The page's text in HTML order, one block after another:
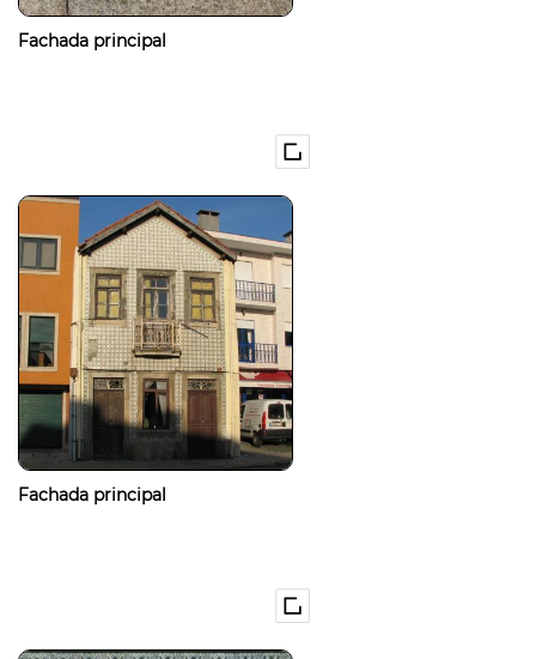
Fachada principal
Fachada principal